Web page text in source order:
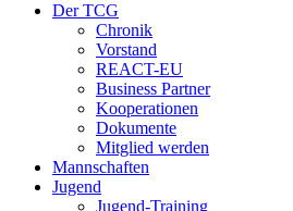
Der TCG
Chronik
Vorstand
REACT-EU
Business Partner
Kooperationen
Dokumente
Mitglied werden
Mannschaften
Jugend
Jugend-Training